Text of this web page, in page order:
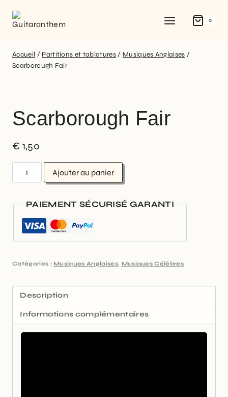
0
Accueil / Partitions et tablatures / Musiques Anglaises /
Scarborough Fair
Scarborough Fair
€ 1,50
Ajouter au panier
PAIEMENT SÉCURISÉ GARANTI
Catégories : Musiques Anglaises, Musiques Célèbres
Description
Informations complémentaires